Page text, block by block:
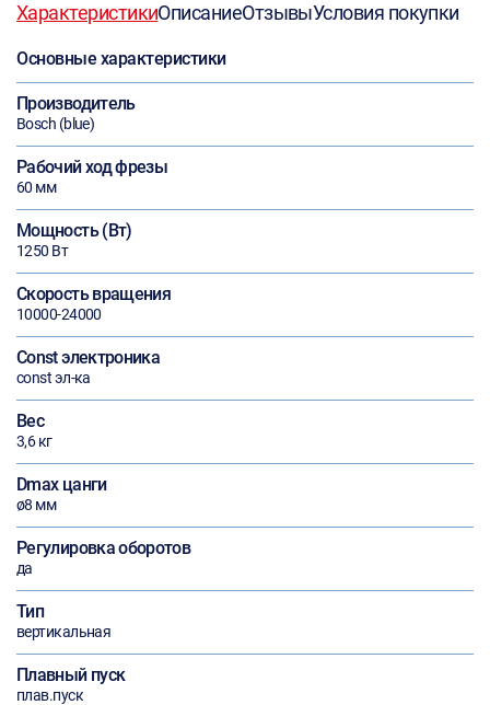
ХарактеристикиОписаниеОтзывыУсловия покупки
Основные характеристики
Производитель
Bosch (blue)
Рабочий ход фрезы
60 мм
Мощность (Вт)
1250 Вт
Скорость вращения
10000-24000
Const электроника
const эл-ка
Вес
3,6 кг
Dmax цанги
ø8 мм
Регулировка оборотов
да
Тип
вертикальная
Плавный пуск
плав.пуск